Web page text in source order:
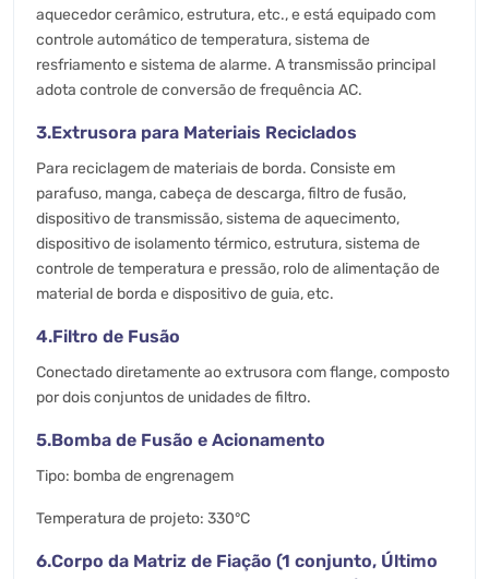
aquecedor cerâmico, estrutura, etc., e está equipado com
controle automático de temperatura, sistema de
resfriamento e sistema de alarme. A transmissão principal
adota controle de conversão de frequência AC.
3.Extrusora para Materiais Reciclados
Para reciclagem de materiais de borda. Consiste em
parafuso, manga, cabeça de descarga, filtro de fusão,
dispositivo de transmissão, sistema de aquecimento,
dispositivo de isolamento térmico, estrutura, sistema de
controle de temperatura e pressão, rolo de alimentação de
material de borda e dispositivo de guia, etc.
4.Filtro de Fusão
Conectado diretamente ao extrusora com flange, composto
por dois conjuntos de unidades de filtro.
5.Bomba de Fusão e Acionamento
Tipo: bomba de engrenagem
Temperatura de projeto: 330°C
6.Corpo da Matriz de Fiação (1 conjunto, Último